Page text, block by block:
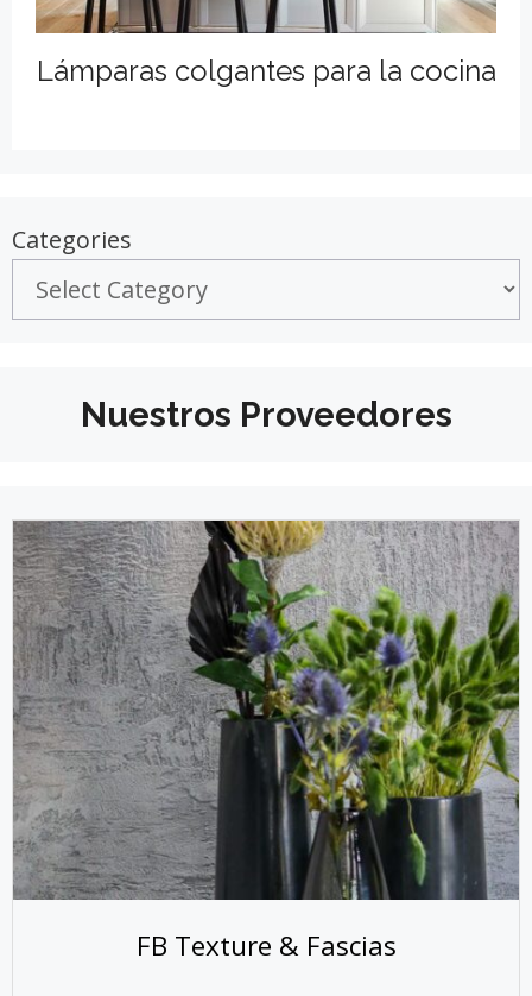
Lámparas colgantes para la cocina
Categories
Nuestros Proveedores
FB Texture & Fascias